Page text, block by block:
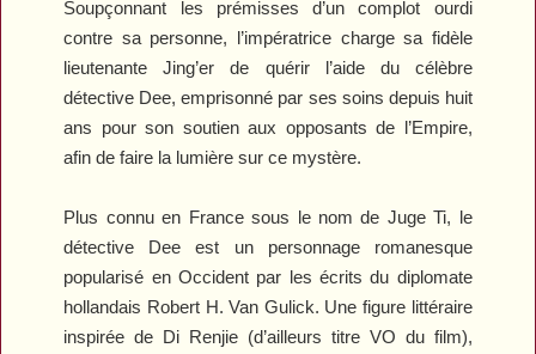
Soupçonnant les prémisses d’un complot ourdi
contre sa personne, l’impératrice charge sa fidèle
lieutenante Jing’er de quérir l’aide du célèbre
détective Dee, emprisonné par ses soins depuis huit
ans pour son soutien aux opposants de l’Empire,
afin de faire la lumière sur ce mystère.
Plus connu en France sous le nom de Juge Ti, le
détective Dee est un personnage romanesque
popularisé en Occident par les écrits du diplomate
hollandais Robert H. Van Gulick. Une figure littéraire
inspirée de Di Renjie (d’ailleurs titre VO du film),